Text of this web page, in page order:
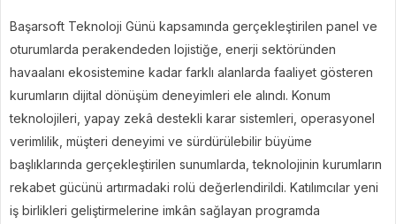
Başarsoft Teknoloji Günü kapsamında gerçekleştirilen panel ve
oturumlarda perakendeden lojistiğe, enerji sektöründen
havaalanı ekosistemine kadar farklı alanlarda faaliyet gösteren
kurumların dijital dönüşüm deneyimleri ele alındı. Konum
teknolojileri, yapay zekâ destekli karar sistemleri, operasyonel
verimlilik, müşteri deneyimi ve sürdürülebilir büyüme
başlıklarında gerçekleştirilen sunumlarda, teknolojinin kurumların
rekabet gücünü artırmadaki rolü değerlendirildi. Katılımcılar yeni
iş birlikleri geliştirmelerine imkân sağlayan programda